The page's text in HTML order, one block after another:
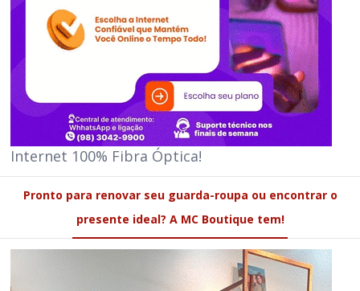
Internet 100% Fibra Óptica!
Pronto para renovar seu guarda-roupa ou encontrar o
presente ideal? A MC Boutique tem!